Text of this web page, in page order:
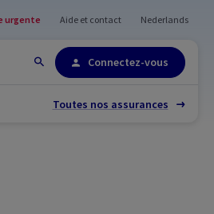
urgente Aide et contact Nederlands
Connectez-vous
Toutes nos assurances